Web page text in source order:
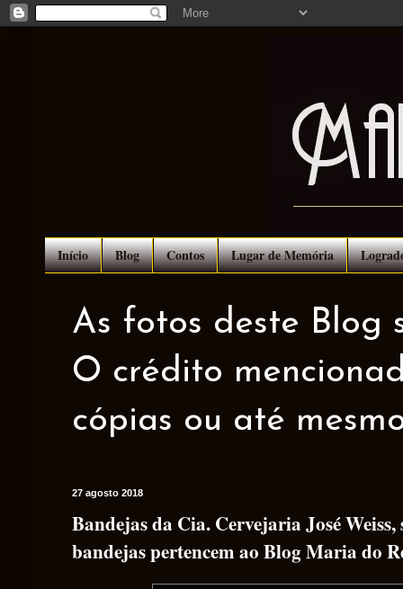
Início Blog Contos Lugar de Memória
As fotos deste Blog
O crédito
cópias ou até
27 agosto 2018
Bandejas da Cia. Cervejaria José Weiss,
bandejas pertencem ao Blog Maria do